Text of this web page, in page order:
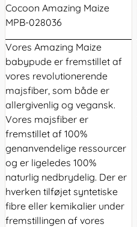
Cocoon Amazing Maize
MPB-028036
Vores Amazing Maize
babypude er fremstillet af
vores revolutionerende
majsfiber, som både er
allergivenlig og vegansk.
Vores majsfiber er
fremstillet af 100%
genanvendelige ressourcer
og er ligeledes 100%
naturlig nedbrydelig. Der er
hverken tilføjet syntetiske
fibre eller kemikalier under
fremstillingen af vores